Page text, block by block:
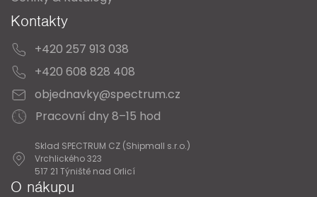
Kontakty
+420 257 913 038
+420 608 828 408
objednavky@spectrum.cz
Pracovní dny 8–15 hod
Sklad SPECTRUM CZ (Shipmall s.r.o.)
Vrchlického 323
517 21 Týniště nad Orlicí
O nákupu